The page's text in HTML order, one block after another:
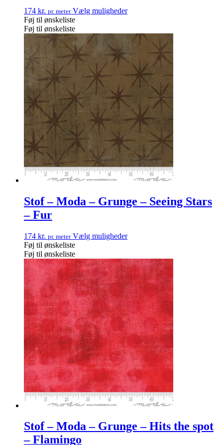
174 kr. pr. meter Vælg muligheder
Føj til ønskeliste
Føj til ønskeliste
Stof – Moda – Grunge – Seeing Stars
– Fur
174 kr. pr. meter Vælg muligheder
Føj til ønskeliste
Føj til ønskeliste
Stof – Moda – Grunge – Hits the spot
– Flamingo